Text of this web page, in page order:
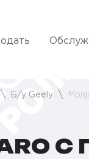
Б/у Geely